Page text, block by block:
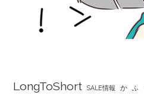
LongToShort SALE情報 か ふ